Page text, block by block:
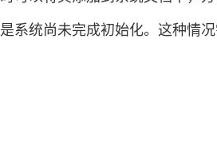
系统尚未完成初始化。这种情